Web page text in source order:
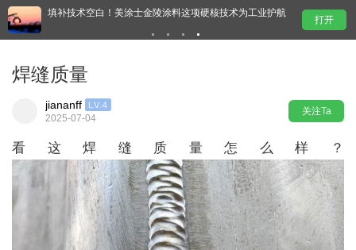
航
东方雨虹拟收购巴西水泥添加剂及混凝土外加剂企业
打开
焊缝质量
jiananff
2025-07-04
关注Ta
看这焊缝质量怎么样？